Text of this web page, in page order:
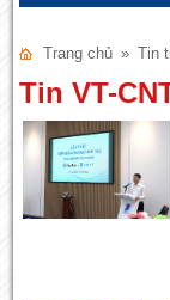
Trang chủ » Tin
Tin VT-